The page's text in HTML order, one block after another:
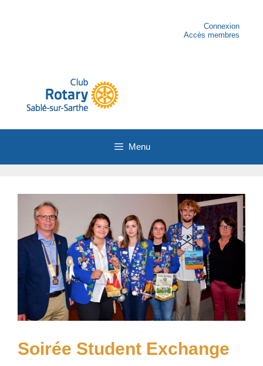
Connexion
Accès membres
Menu
Soirée Student Exchange